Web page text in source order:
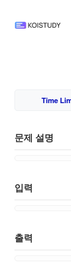
Time
문제 설명
입력
출력